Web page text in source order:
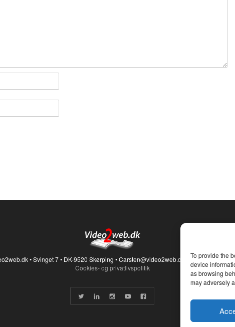
To provide the
device
as browsing
may adversely
positiv over for
nye
satser på at få
biler med i et
Målet er at få
bilproducenterne
til at indbygge
brændselsceller
i deres elbiler.
• Svinget 7 • DK-9520 Skørping • Carsten@video2web.dk • + 45 21 25 42 26
Cookies- og privatlivspolitik